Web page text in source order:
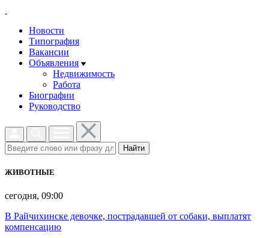
Новости
Типография
Вакансии
Объявления
Недвижимость
Работа
Биографии
Руководство
Найти
ЖИВОТНЫЕ
сегодня, 09:00
В Райчихинске девочке, пострадавшей от собаки, выплатят
компенсацию